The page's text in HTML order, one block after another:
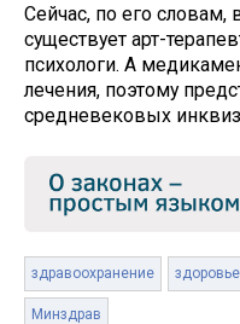
Сейчас, по его словам,
существует арт-
психологи. А
лечения, поэтому
средневековых
здравоохранение здоровье
Минздрав